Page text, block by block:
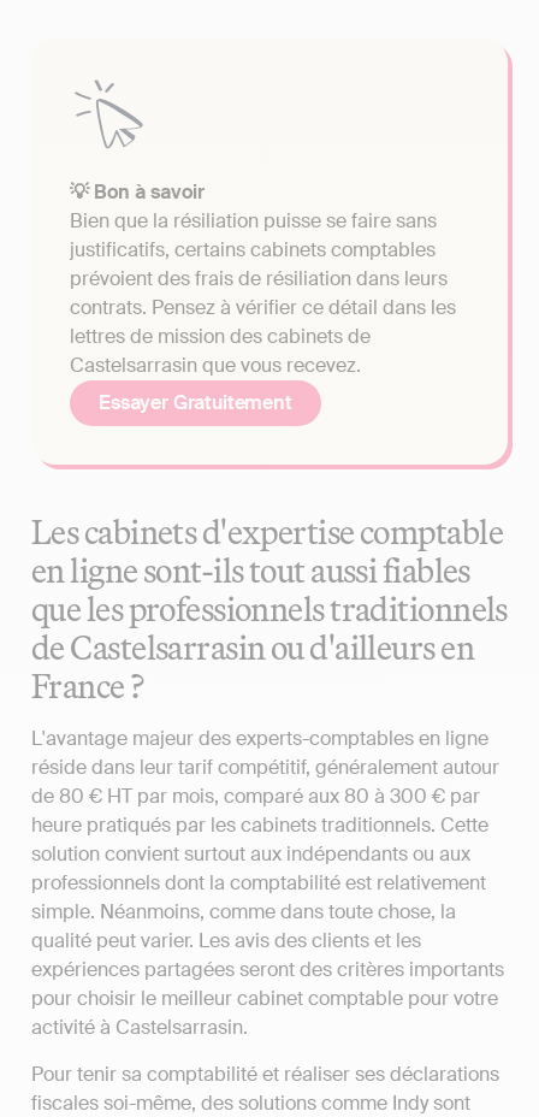
💡 Bon à savoir
Bien que la résiliation puisse se faire sans
justificatifs, certains cabinets comptables
prévoient des frais de résiliation dans leurs
contrats. Pensez à vérifier ce détail dans les
lettres de mission des cabinets de
Castelsarrasin que vous recevez.
Essayer Gratuitement
Les cabinets d'expertise comptable
en ligne sont-ils tout aussi fiables
que les professionnels traditionnels
de Castelsarrasin ou d'ailleurs en
France ?
L'avantage majeur des experts-comptables en ligne
réside dans leur tarif compétitif, généralement autour
de 80 € HT par mois, comparé aux 80 à 300 € par
heure pratiqués par les cabinets traditionnels. Cette
solution convient surtout aux indépendants ou aux
professionnels dont la comptabilité est relativement
simple. Néanmoins, comme dans toute chose, la
qualité peut varier. Les avis des clients et les
expériences partagées seront des critères importants
pour choisir le meilleur cabinet comptable pour votre
activité à Castelsarrasin.
Pour tenir sa comptabilité et réaliser ses déclarations
fiscales soi-même, des solutions comme Indy sont